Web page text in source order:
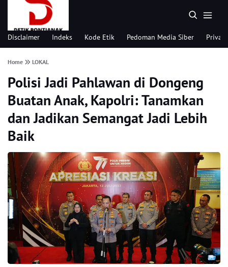
Disclaimer Indeks Kode Etik Pedoman Media Siber
Home LOKAL
Polisi Jadi Pahlawan di Dongeng
Buatan Anak, Kapolri: Tanamkan
dan Jadikan Semangat Jadi Lebih
Baik